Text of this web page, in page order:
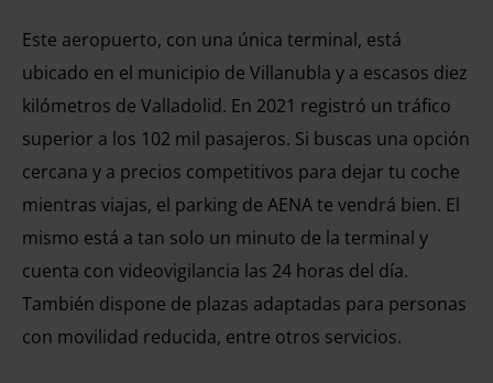
Este aeropuerto, con una única terminal, está
ubicado en el municipio de Villanubla y a escasos diez
kilómetros de Valladolid. En 2021 registró un tráfico
superior a los 102 mil pasajeros. Si buscas una opción
cercana y a precios competitivos para dejar tu coche
mientras viajas, el parking de AENA te vendrá bien. El
mismo está a tan solo un minuto de la terminal y
cuenta con videovigilancia las 24 horas del día.
También dispone de plazas adaptadas para personas
con movilidad reducida, entre otros servicios.